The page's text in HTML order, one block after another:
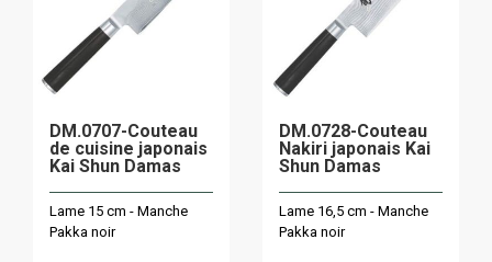
DM.0707-Couteau
de cuisine japonais
Kai Shun Damas
Lame 15 cm - Manche
Pakka noir
DM.0728-Couteau
Nakiri japonais Kai
Shun Damas
Lame 16,5 cm - Manche
Pakka noir